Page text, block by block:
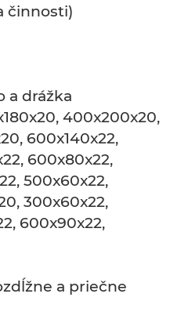
činnosti)
a drážka
400x200x20,
600x140x22,
600x80x22,
500x60x22,
300x60x22,
600x90x22,
a priečne